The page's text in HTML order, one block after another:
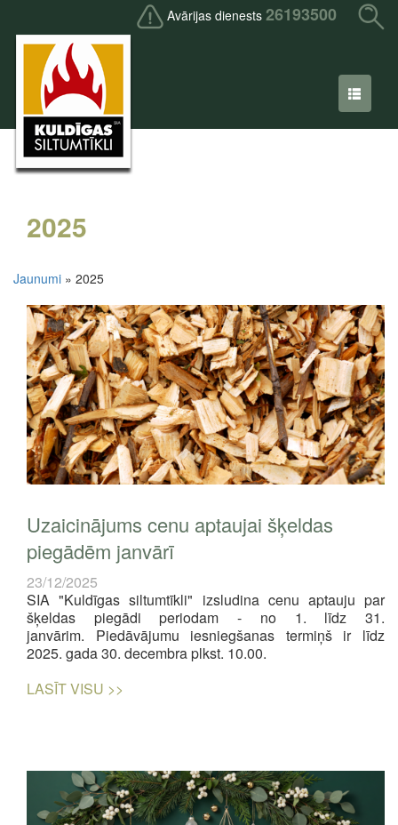
Avārijas dienests 26193500
2025
Jaunumi » 2025
Uzaicinājums cenu aptaujai šķeldas
piegādēm janvārī
23/12/2025
SIA "Kuldīgas siltumtīkli" izsludina cenu aptauju par
šķeldas piegādi periodam - no 1. līdz 31.
janvārim. Piedāvājumu iesniegšanas termiņš ir līdz
2025. gada 30. decembra plkst. 10.00.
LASĪT VISU >>